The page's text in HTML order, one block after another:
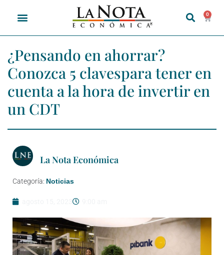
0
¿Pensando en ahorrar?
Conozca 5 clavespara tener en
cuenta a la hora de invertir en
un CDT
La Nota Económica
Categoría: Noticias